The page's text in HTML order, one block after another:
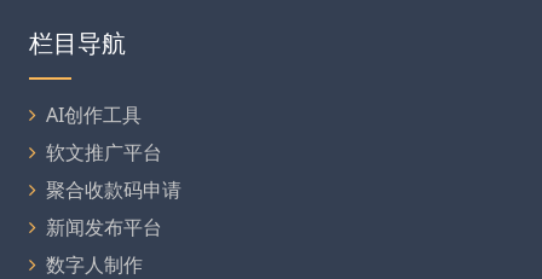
栏目导航
AI创作工具
软文推广平台
聚合收款码申请
新闻发布平台
数字人制作